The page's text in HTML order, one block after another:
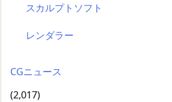
スカルプトソフト
レンダラー
CGニュース
(2,017)